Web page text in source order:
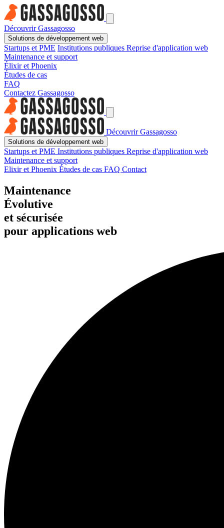
Découvrir Gassagosso
Solutions de développement web
Startups et PME Institutions publiques Reprise d'application web
Maintenance et support
Élixir et Phoenix
Études de cas
FAQ
Contactez Gassagosso
Découvrir Gassagosso
Solutions de développement web
Startups et PME Institutions publiques Reprise d'application web
Maintenance et support
Elixir et Phoenix Études de cas FAQ Contact
Maintenance
Évolutive
et sécurisée
pour applications web